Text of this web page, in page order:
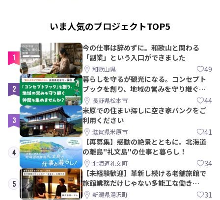
いま人気のプロジェクトTOP5
1
今の仕事は辞めずに。和歌山と関わる
「副業」という入口ができました
和歌山県 49
2
暮らしを守るが観光になる。コンセプト
ブックを創り、地域の営みを守り継ぐ仲
間を集めませんか？
長野県松本市 44
3
米原での住まい探しに空き家バンクをご
利用ください
滋賀県米原市 41
4
【再募集】感動の絶景とともに。北海道
の離島"礼文島"の仕事と暮らし！
北海道礼文町 34
5
【未経験歓迎】革新し続ける老舗旅館で
旅館業務だけじゃない多能工な働き
方。 株式会社いせん
新潟県湯沢町 31